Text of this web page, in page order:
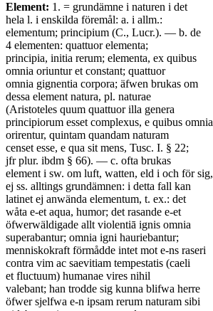
Element: 1. = grundämne i naturen i det
hela l. i enskilda föremål: a. i allm.:
elementum; principium (C., Lucr.). — b. de
4 elementen: quattuor elementa;
principia, initia rerum; elementa, ex quibus
omnia oriuntur et constant; quattuor
omnia gignentia corpora; äfwen brukas om
dessa element natura, pl. naturae
(Aristoteles quum quattuor illa genera
principiorum esset complexus, e quibus omnia
orirentur, quintam quandam naturam
censet esse, e qua sit mens, Tusc. I. § 22;
jfr plur. ibdm § 66). — c. ofta brukas
element i sw. om luft, watten, eld i och för sig,
ej ss. alltings grundämnen: i detta fall kan
latinet ej anwända elementum, t. ex.: det
wåta e-et aqua, humor; det rasande e-et
öfwerwäldigade allt violentiā ignis omnia
superabantur; omnia igni hauriebantur;
menniskokraft förmådde intet mot e-ns raseri
contra vim ac saevitiam tempestatis (caeli
et fluctuum) humanae vires nihil
valebant; han trodde sig kunna blifwa herre
öfwer sjelfwa e-n ipsam rerum naturam sibi